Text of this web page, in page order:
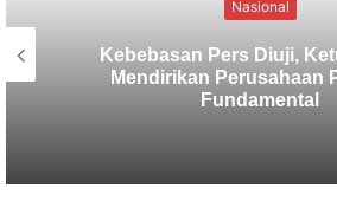
Nasional
SMSI Usulkan
Deserahkan Pada
Ketua Dewan Pers : Siap